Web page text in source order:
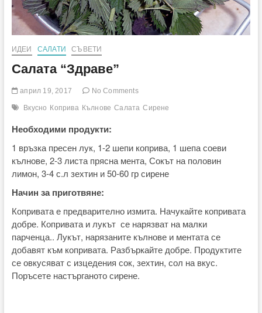
ИДЕИ САЛАТИ СЪВЕТИ
Салата “Здраве”
април 19, 2017 No Comments
Вкусно Коприва Кълнове Салата Сирене
Необходими продукти:
1 връзка пресен лук, 1-2 шепи коприва, 1 шепа соеви
кълнове, 2-3 листа прясна мента, Сокът на половин
лимон, 3-4 с.л зехтин и 50-60 гр сирене
Начин за приготвяне:
Копривата е предварително измита. Начукайте копривата
добре. Копривата и лукът се нарязват на малки
парченца.. Лукът, нарязаните кълнове и ментата се
добавят към копривата. Разбъркайте добре. Продуктите
се овкусяват с изцедения сок, зехтин, сол на вкус.
Поръсете настърганото сирене.